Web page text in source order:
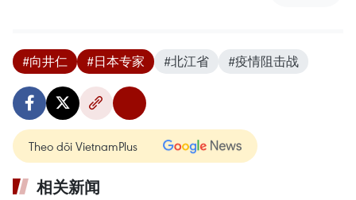
#向井仁 #日本专家 #北江省 #疫情阻击战
Theo dõi VietnamPlus
相关新闻